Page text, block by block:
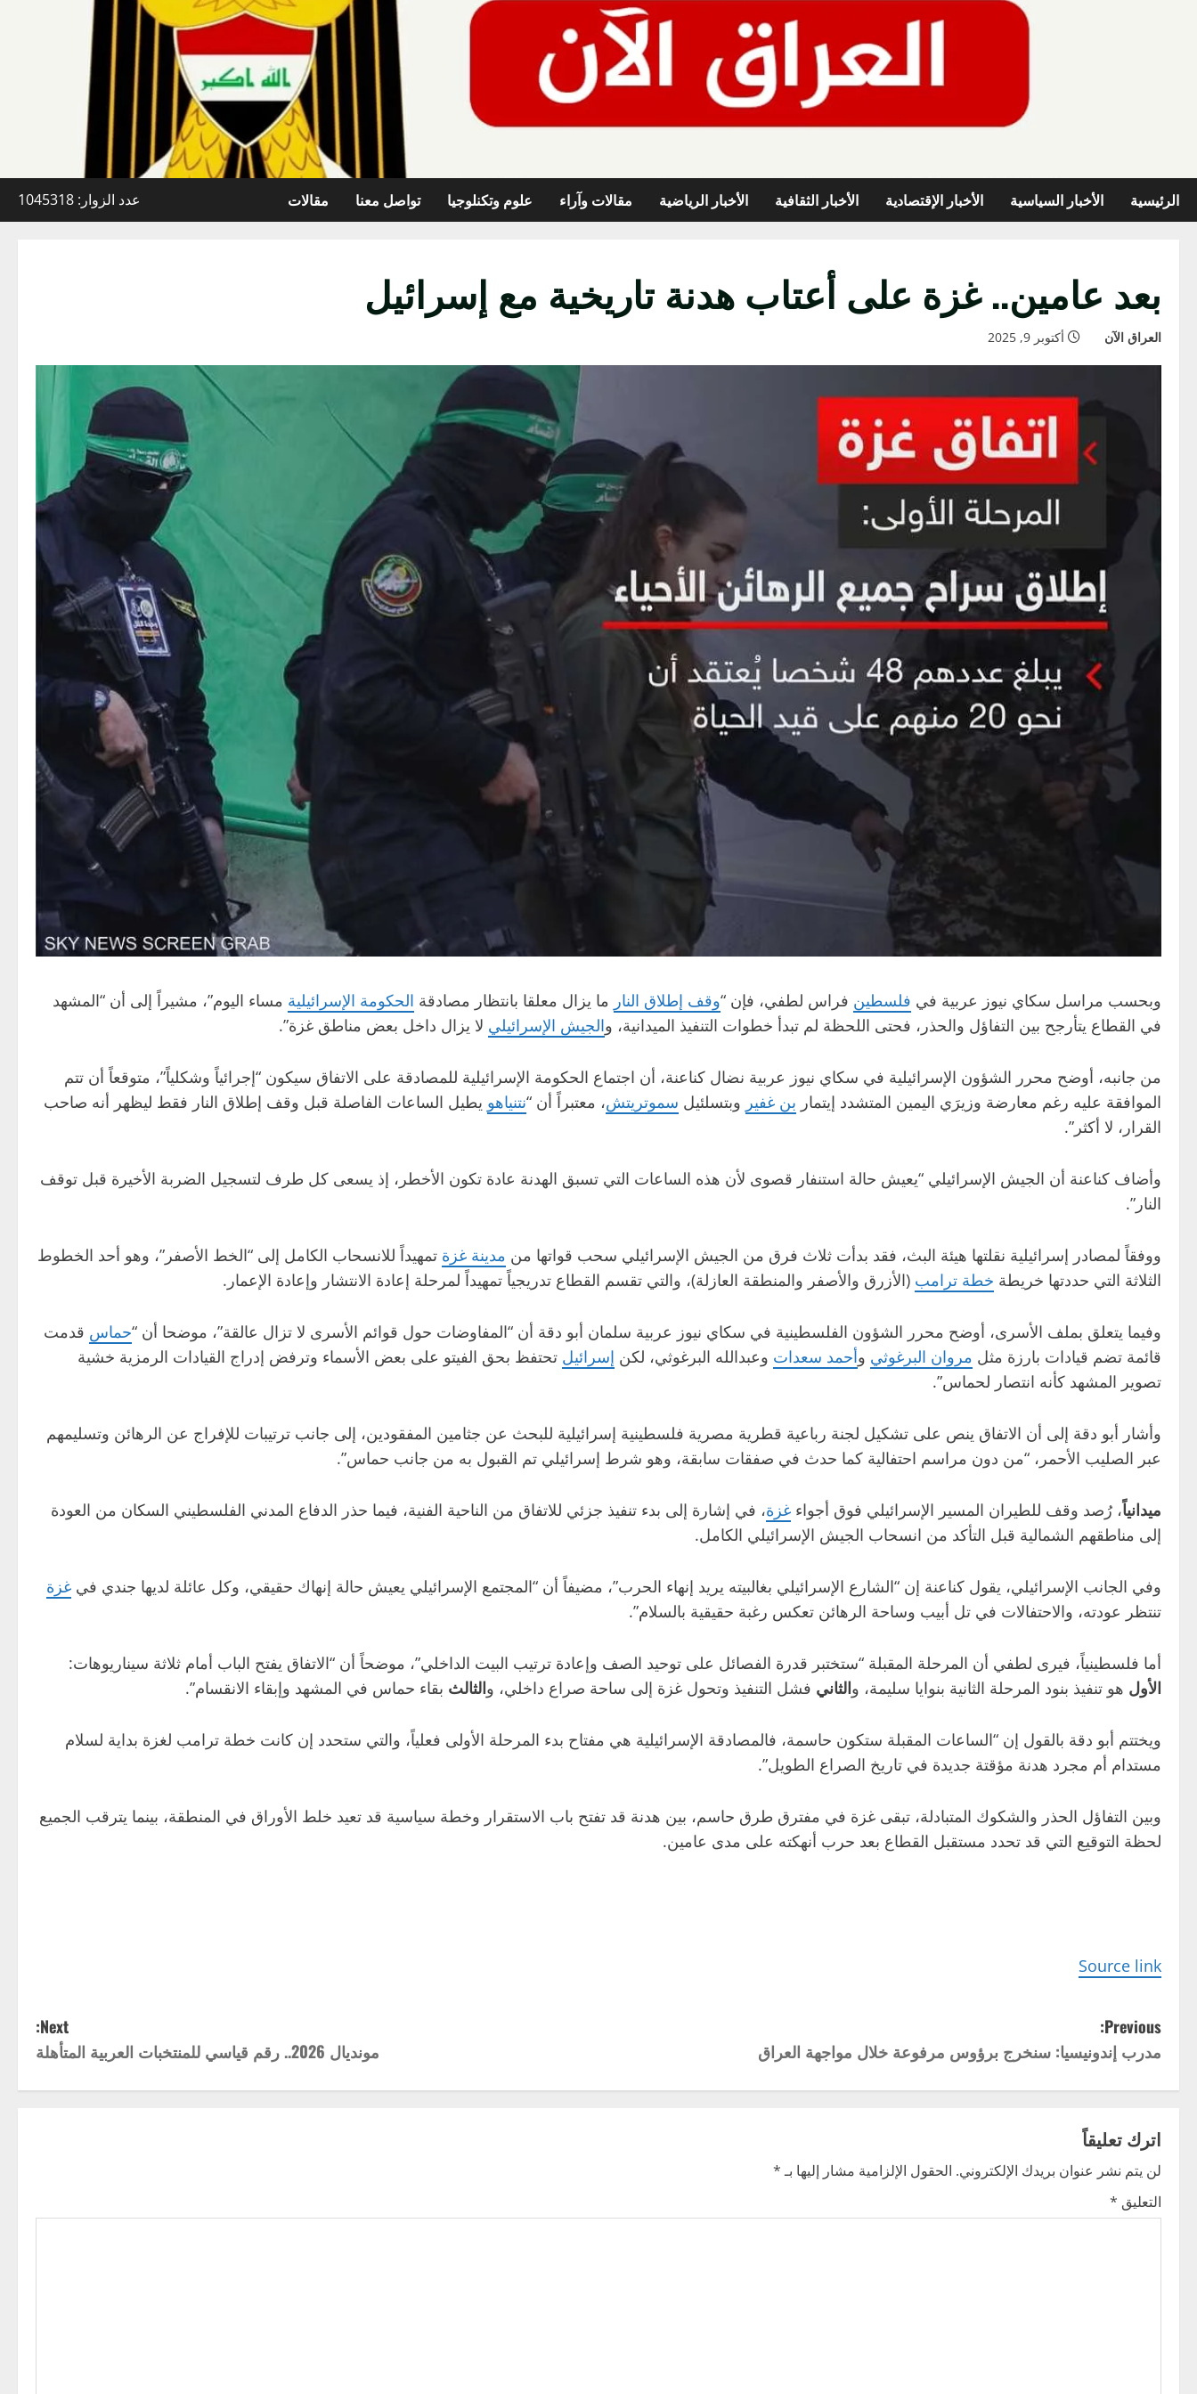
الرئيسية الأخبار السياسية الأخبار الإقتصادية الأخبار الثقافية الأخبار الرياضية مقالات وآراء علوم وتكنلوجيا تواصل معنا مقالات عدد الزوار: 1045318
بعد عامين.. غزة على أعتاب هدنة تاريخية مع إسرائيل
العراق الآن أكتوبر 9, 2025
وبحسب مراسل سكاي نيوز عربية في فلسطين فراس لطفي، فإن “وقف إطلاق النار ما يزال معلقا بانتظار مصادقة الحكومة الإسرائيلية مساء اليوم”، مشيراً إلى أن “المشهد
في القطاع يتأرجح بين التفاؤل والحذر، فحتى اللحظة لم تبدأ خطوات التنفيذ الميدانية، والجيش الإسرائيلي لا يزال داخل بعض مناطق غزة”.
من جانبه، أوضح محرر الشؤون الإسرائيلية في سكاي نيوز عربية نضال كناعنة، أن اجتماع الحكومة الإسرائيلية للمصادقة على الاتفاق سيكون “إجرائياً وشكلياً”، متوقعاً أن تتم
الموافقة عليه رغم معارضة وزيرَي اليمين المتشدد إيتمار بن غفير وبتسلئيل سموتريتش، معتبراً أن “نتنياهو يطيل الساعات الفاصلة قبل وقف إطلاق النار فقط ليظهر أنه صاحب
القرار، لا أكثر”.
وأضاف كناعنة أن الجيش الإسرائيلي “يعيش حالة استنفار قصوى لأن هذه الساعات التي تسبق الهدنة عادة تكون الأخطر، إذ يسعى كل طرف لتسجيل الضربة الأخيرة قبل توقف
النار”.
ووفقاً لمصادر إسرائيلية نقلتها هيئة البث، فقد بدأت ثلاث فرق من الجيش الإسرائيلي سحب قواتها من مدينة غزة تمهيداً للانسحاب الكامل إلى “الخط الأصفر”، وهو أحد الخطوط
الثلاثة التي حددتها خريطة خطة ترامب (الأزرق والأصفر والمنطقة العازلة)، والتي تقسم القطاع تدريجياً تمهيداً لمرحلة إعادة الانتشار وإعادة الإعمار.
وفيما يتعلق بملف الأسرى، أوضح محرر الشؤون الفلسطينية في سكاي نيوز عربية سلمان أبو دقة أن “المفاوضات حول قوائم الأسرى لا تزال عالقة”، موضحا أن “حماس قدمت
قائمة تضم قيادات بارزة مثل مروان البرغوثي وأحمد سعدات وعبدالله البرغوثي، لكن إسرائيل تحتفظ بحق الفيتو على بعض الأسماء وترفض إدراج القيادات الرمزية خشية
تصوير المشهد كأنه انتصار لحماس”.
وأشار أبو دقة إلى أن الاتفاق ينص على تشكيل لجنة رباعية قطرية مصرية فلسطينية إسرائيلية للبحث عن جثامين المفقودين، إلى جانب ترتيبات للإفراج عن الرهائن وتسليمهم
عبر الصليب الأحمر، “من دون مراسم احتفالية كما حدث في صفقات سابقة، وهو شرط إسرائيلي تم القبول به من جانب حماس”.
ميدانياً، رُصد وقف للطيران المسير الإسرائيلي فوق أجواء غزة، في إشارة إلى بدء تنفيذ جزئي للاتفاق من الناحية الفنية، فيما حذر الدفاع المدني الفلسطيني السكان من العودة
إلى مناطقهم الشمالية قبل التأكد من انسحاب الجيش الإسرائيلي الكامل.
وفي الجانب الإسرائيلي، يقول كناعنة إن “الشارع الإسرائيلي بغالبيته يريد إنهاء الحرب”، مضيفاً أن “المجتمع الإسرائيلي يعيش حالة إنهاك حقيقي، وكل عائلة لديها جندي في غزة
تنتظر عودته، والاحتفالات في تل أبيب وساحة الرهائن تعكس رغبة حقيقية بالسلام”.
أما فلسطينياً، فيرى لطفي أن المرحلة المقبلة “ستختبر قدرة الفصائل على توحيد الصف وإعادة ترتيب البيت الداخلي”، موضحاً أن “الاتفاق يفتح الباب أمام ثلاثة سيناريوهات:
الأول هو تنفيذ بنود المرحلة الثانية بنوايا سليمة، والثاني فشل التنفيذ وتحول غزة إلى ساحة صراع داخلي، والثالث بقاء حماس في المشهد وإبقاء الانقسام”.
ويختتم أبو دقة بالقول إن “الساعات المقبلة ستكون حاسمة، فالمصادقة الإسرائيلية هي مفتاح بدء المرحلة الأولى فعلياً، والتي ستحدد إن كانت خطة ترامب لغزة بداية لسلام
مستدام أم مجرد هدنة مؤقتة جديدة في تاريخ الصراع الطويل”.
وبين التفاؤل الحذر والشكوك المتبادلة، تبقى غزة في مفترق طرق حاسم، بين هدنة قد تفتح باب الاستقرار وخطة سياسية قد تعيد خلط الأوراق في المنطقة، بينما يترقب الجميع
لحظة التوقيع التي قد تحدد مستقبل القطاع بعد حرب أنهكته على مدى عامين.
Source link
P
o
s
t
n
a
Previous:
مدرب إندونيسيا: سنخرج برؤوس مرفوعة خلال مواجهة العراق
Next:
مونديال 2026.. رقم قياسي للمنتخبات العربية المتأهلة
اترك تعليقاً
لن يتم نشر عنوان بريدك الإلكتروني. الحقول الإلزامية مشار إليها بـ*
التعليق *